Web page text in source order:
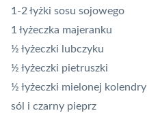
1-2 łyżki sosu sojowego
1 łyżeczka majeranku
½ łyżeczki lubczyku
½ łyżeczki pietruszki
½ łyżeczki mielonej kolendry
sól i czarny pieprz